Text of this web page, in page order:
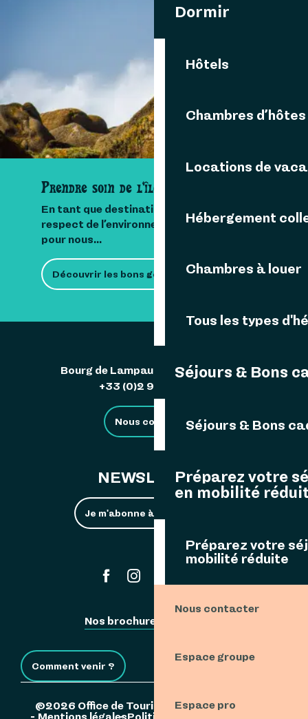
Dormir
Hôtels
Chambres d’hôtes
Locations de
Hébergement
Chambres à louer
Tous les types
Séjours & Bons
Séjours & Bons
Préparez votre
en mobilité
Préparez votre
mobilité réduite
Nous contacter
Espace groupe
Espace pro
Contactez-nous
Prendre soin de l'île
En tant que destination insulaire, le
respect de l’environnement est important
pour nous...
Découvrir les bons gestes
Bourg de Lampaul 29242 Ouessant
+33 (0)2 98 48 85 83
Nous contacter
NEWSLETTER
Je m'abonne à la newsletter
Nos brochures
Comment venir ?
©2026 Office de Tourisme de l'Île d'Ouessant
Mentions légalesPolitique de confidentialité